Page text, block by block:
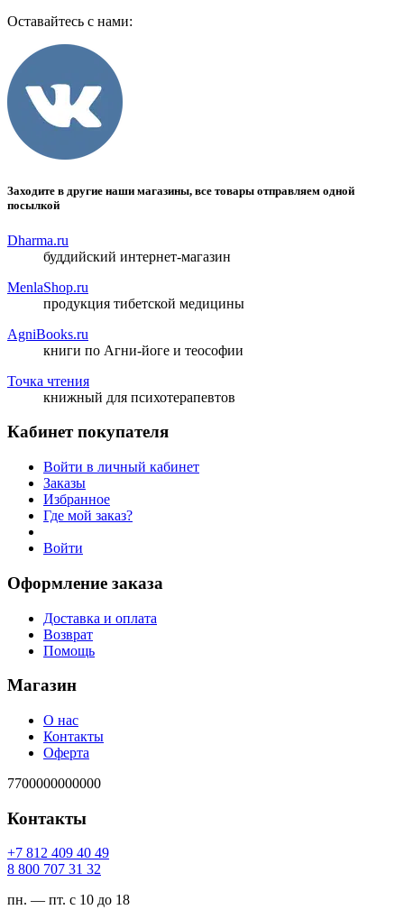
Оставайтесь с нами:
Заходите в другие наши магазины, все товары отправляем одной
посылкой
Dharma.ru
буддийский интернет-магазин
MenlaShop.ru
продукция тибетской медицины
AgniBooks.ru
книги по Агни-йоге и теософии
Точка чтения
книжный для психотерапевтов
Кабинет покупателя
Войти в личный кабинет
Заказы
Избранное
Где мой заказ?
Войти
Оформление заказа
Доставка и оплата
Возврат
Помощь
Магазин
О нас
Контакты
Оферта
7700000000000
Контакты
94 04 904 218 7+
23 13 707 008 8
пн. — пт. с 10 до 18